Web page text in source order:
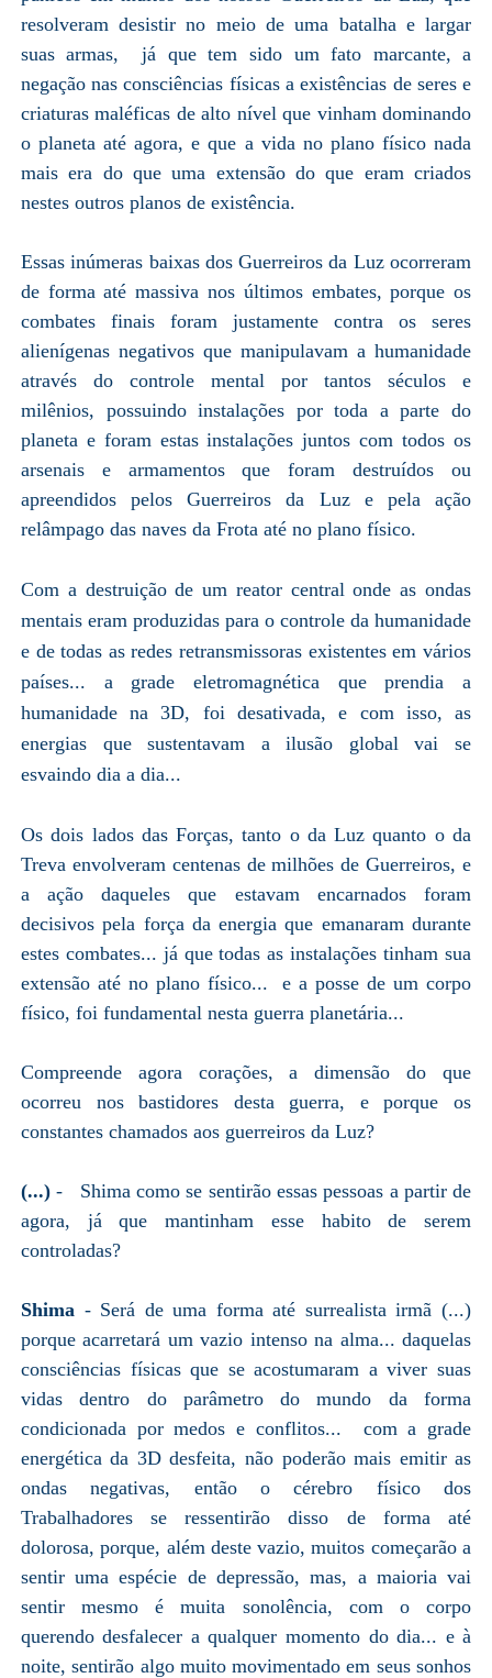
resolveram desistir no meio de uma batalha e largar
suas armas, já que tem sido um fato marcante, a
negação nas consciências físicas a existências de seres e
criaturas maléficas de alto nível que vinham dominando
o planeta até agora, e que a vida no plano físico nada
mais era do que uma extensão do que eram criados
nestes outros planos de existência.
Essas inúmeras baixas dos Guerreiros da Luz ocorreram
de forma até massiva nos últimos embates, porque os
combates finais foram justamente contra os seres
alienígenas negativos que manipulavam a humanidade
através do controle mental por tantos séculos e
milênios, possuindo instalações por toda a parte do
planeta e foram estas instalações juntos com todos os
arsenais e armamentos que foram destruídos ou
apreendidos pelos Guerreiros da Luz e pela ação
relâmpago das naves da Frota até no plano físico.
Com a destruição de um reator central onde as ondas
mentais eram produzidas para o controle da humanidade
e de todas as redes retransmissoras existentes em vários
países... a grade eletromagnética que prendia a
humanidade na 3D, foi desativada, e com isso, as
energias que sustentavam a ilusão global vai se
esvaindo dia a dia...
Os dois lados das Forças, tanto o da Luz quanto o da
Treva envolveram centenas de milhões de Guerreiros, e
a ação daqueles que estavam encarnados foram
decisivos pela força da energia que emanaram durante
estes combates... já que todas as instalações tinham sua
extensão até no plano físico... e a posse de um corpo
físico, foi fundamental nesta guerra planetária...
Compreende agora corações, a dimensão do que
ocorreu nos bastidores desta guerra, e porque os
constantes chamados aos guerreiros da Luz?
(...)- Shima como se sentirão essas pessoas a partir de
agora, já que mantinham esse habito de serem
controladas?
Shima - Será de uma forma até surrealista irmã (...)
porque acarretará um vazio intenso na alma... daquelas
consciências físicas que se acostumaram a viver suas
vidas dentro do parâmetro do mundo da forma
condicionada por medos e conflitos... com a grade
energética da 3D desfeita, não poderão mais emitir as
ondas negativas, então o cérebro físico dos
Trabalhadores se ressentirão disso de forma até
dolorosa, porque, além deste vazio, muitos começarão a
sentir uma espécie de depressão, mas, a maioria vai
sentir mesmo é muita sonolência, com o corpo
querendo desfalecer a qualquer momento do dia... e à
noite, sentirão algo muito movimentado em seus sonhos